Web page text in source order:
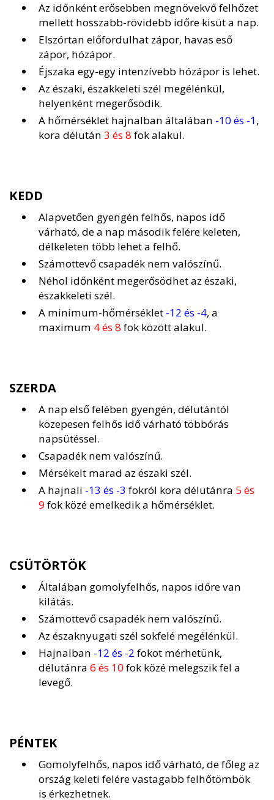
Az időnként erősebben megnövekvő felhőzet
mellett hosszabb-rövidebb időre kisüt a nap.
Elszórtan előfordulhat zápor, havas eső
zápor, hózápor.
Éjszaka egy-egy intenzívebb hózápor is lehet.
Az északi, északkeleti szél megélénkül,
helyenként megerősödik.
A hőmérséklet hajnalban általában -10 és -1,
kora délután 3 és 8 fok alakul.
KEDD
Alapvetően gyengén felhős, napos idő
várható, de a nap második felére keleten,
délkeleten több lehet a felhő.
Számottevő csapadék nem valószínű.
Néhol időnként megerősödhet az északi,
északkeleti szél.
A minimum-hőmérséklet -12 és -4, a
maximum 4 és 8 fok között alakul.
SZERDA
A nap első felében gyengén, délutántól
közepesen felhős idő várható többórás
napsütéssel.
Csapadék nem valószínű.
Mérsékelt marad az északi szél.
A hajnali -13 és -3 fokról kora délutánra 5 és
9fok közé emelkedik a hőmérséklet.
CSÜTÖRTÖK
Általában gomolyfelhős, napos időre van
kilátás.
Számottevő csapadék nem valószínű.
Az északnyugati szél sokfelé megélénkül.
Hajnalban -12 és -2 fokot mérhetünk,
délutánra 6 és 10fok közé melegszik fel a
levegő.
PÉNTEK
Gomolyfelhős, napos idő várható, de főleg az
ország keleti felére vastagabb felhőtömbök
is érkezhetnek.